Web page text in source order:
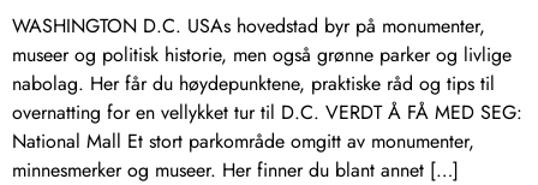
WASHINGTON D.C. USAs hovedstad byr på monumenter,
museer og politisk historie, men også grønne parker og livlige
nabolag. Her får du høydepunktene, praktiske råd og tips til
overnatting for en vellykket tur til D.C. VERDT Å FÅ MED SEG:
National Mall Et stort parkområde omgitt av monumenter,
minnesmerker og museer. Her finner du blant annet […]